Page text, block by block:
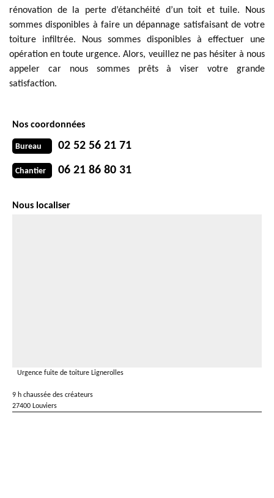
rénovation de la perte d’étanchéité d’un toit et tuile. Nous
sommes disponibles à faire un dépannage satisfaisant de votre
toiture infiltrée. Nous sommes disponibles à effectuer une
opération en toute urgence. Alors, veuillez ne pas hésiter à nous
appeler car nous sommes prêts à viser votre grande
satisfaction.
Nos coordonnées
Bureau 02 52 56 21 71
Chantier 06 21 86 80 31
Nous localiser
Urgence fuite de toiture Lignerolles
9 h chaussée des créateurs
27400 Louviers